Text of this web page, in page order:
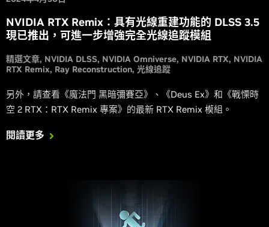
NVIDIA RTX Remix：具有光線重建功能的 DLSS 3.5
現已推出，可進一步增強完全光線追蹤模組
精選文章 NVIDIA DLSS NVIDIA Omniverse NVIDIA RTX NVIDIA
RTX Remix Ray Reconstruction 光線追蹤
另外，請查看《魔法門 黑暗彌賽亞》、《Deus Ex》和《戰慄時
空 2 RTX：RTX Remix 專案》的最新 RTX Remix 模組。
閱讀更多